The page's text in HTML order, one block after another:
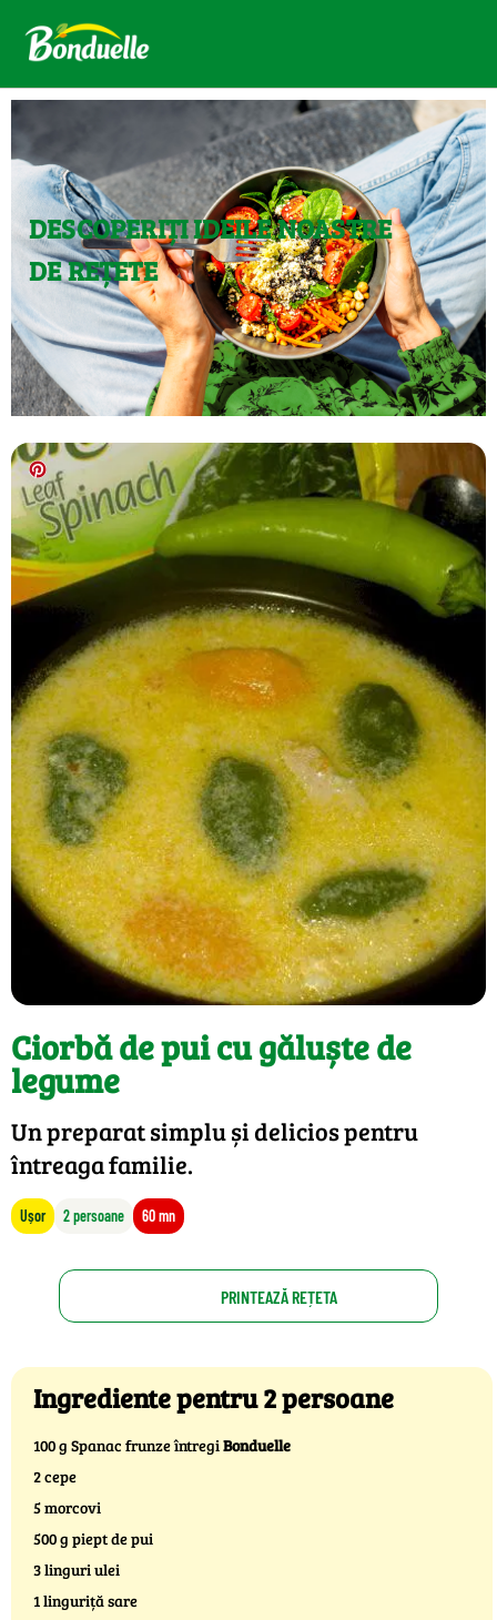
DESCOPERIȚI IDEILE NOASTRE
DE REȚETE
Ciorbă de pui cu găluște de
legume
Un preparat simplu și delicios pentru
întreaga familie.
Ușor 2 persoane 60 mn
PRINTEAZĂ REȚETA
Ingrediente pentru 2 persoane
100 g Spanac frunze întregiBonduelle
2 cepe
5 morcovi
500 g piept de pui
3 linguri ulei
1 linguriță sare